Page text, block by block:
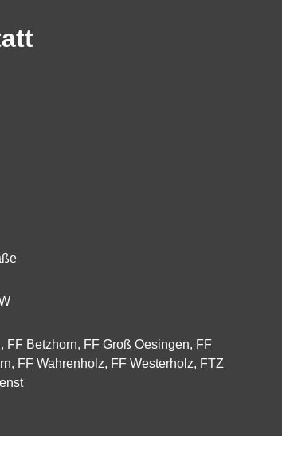
FF Betzhorn, FF Groß Oesingen, FF
FF Wahrenholz, FF Westerholz, FTZ